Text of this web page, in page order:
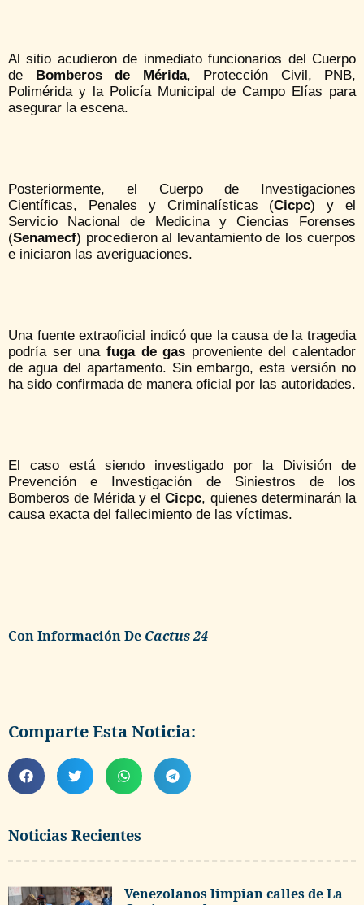
Noticias Recientes
Venezolanos limpian calles de La
Al sitio acudieron de inmediato funcionarios del Cuerpo
de
Bomberos de Mérida, Protección Civil, PNB,
Polimérida y la Policía Municipal de Campo Elías para
asegurar la escena.
Posteriormente, el Cuerpo de Investigaciones
Científicas, Penales y Criminalísticas (Cicpc) y el
Servicio Nacional de Medicina y Ciencias Forenses
(Senamecf) procedieron al levantamiento de los cuerpos
e iniciaron las averiguaciones.
Una fuente extraoficial indicó que la causa de la tragedia
podría ser una fuga de gas proveniente del calentador
de agua del apartamento. Sin embargo, esta versión no
ha sido confirmada de manera oficial por las autoridades.
El caso está siendo investigado por la División de
Prevención e Investigación de Siniestros de los
Bomberos de Mérida y elCicpc, quienes determinarán la
causa exacta del fallecimiento de las víctimas.
Con Información De Cactus 24
Comparte Esta Noticia: